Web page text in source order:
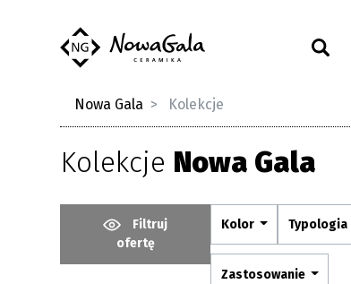
Nowa Gala Kolekcje
Kolekcje Nowa Gala
Filtruj
ofertę
Kolor Typologia
Zastosowanie